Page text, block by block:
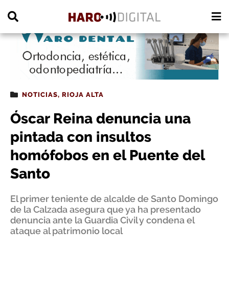
NOTICIAS, RIOJA ALTA
Óscar Reina denuncia una
pintada con insultos
homófobos en el Puente del
Santo
El primer teniente de alcalde de Santo Domingo
de la Calzada asegura que ya ha presentado
denuncia ante la Guardia Civil y condena el
ataque al patrimonio local